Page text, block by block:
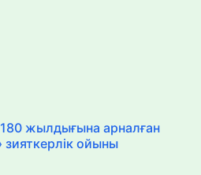
жылдығына арналған
ойыны